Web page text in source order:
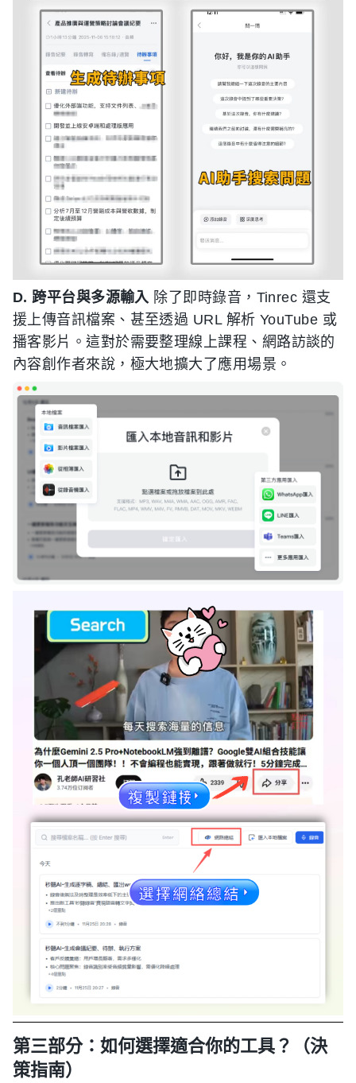
D. 跨平台與多源輸入 除了即時錄音，Tinrec 還支
援上傳音訊檔案、甚至透過 URL 解析 YouTube 或
播客影片。這對於需要整理線上課程、網路訪談的
內容創作者來說，極大地擴大了應用場景。
第三部分：如何選擇適合你的工具？（決
策指南）